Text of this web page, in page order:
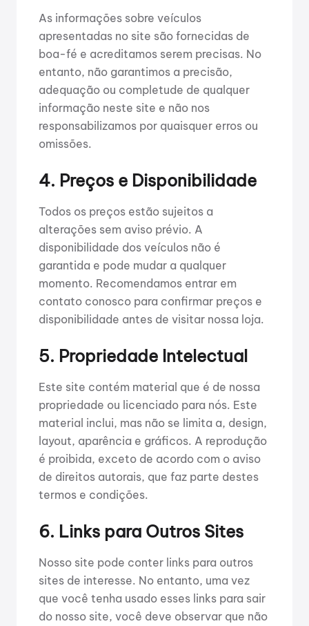
As informações sobre veículos
apresentadas no site são fornecidas de
boa-fé e acreditamos serem precisas. No
entanto, não garantimos a precisão,
adequação ou completude de qualquer
informação neste site e não nos
responsabilizamos por quaisquer erros ou
omissões.
4. Preços e Disponibilidade
Todos os preços estão sujeitos a
alterações sem aviso prévio. A
disponibilidade dos veículos não é
garantida e pode mudar a qualquer
momento. Recomendamos entrar em
contato conosco para confirmar preços e
disponibilidade antes de visitar nossa loja.
5. Propriedade Intelectual
Este site contém material que é de nossa
propriedade ou licenciado para nós. Este
material inclui, mas não se limita a, design,
layout, aparência e gráficos. A reprodução
é proibida, exceto de acordo com o aviso
de direitos autorais, que faz parte destes
termos e condições.
6. Links para Outros Sites
Nosso site pode conter links para outros
sites de interesse. No entanto, uma vez
que você tenha usado esses links para sair
do nosso site, você deve observar que não